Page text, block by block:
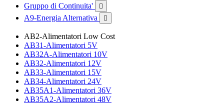
Gruppo di Continuita'

A9-Energia Alternativa 
AB2-Alimentatori Low Cost
AB31-Alimentatori 5V
AB32A-Alimentatori 10V
AB32-Alimentatori 12V
AB33-Alimentatori 15V
AB34-Alimentatori 24V
AB35A1-Alimentatori 36V
AB35A2-Alimentatori 48V